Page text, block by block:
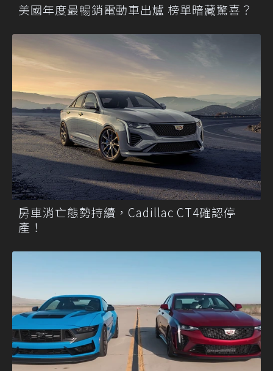
美國年度最暢銷電動車出爐 榜單暗藏驚喜？
房車消亡態勢持續，Cadillac CT4確認停
產！